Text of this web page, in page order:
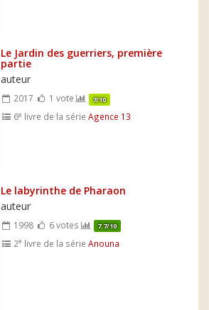
Le Jardin des guerriers, première
partie
auteur
2017 1 vote 7/10
6e livre de la sérieAgence 13
Le labyrinthe de Pharaon
auteur
1998 6 votes 7.7/10
2e livre de la sérieAnouna